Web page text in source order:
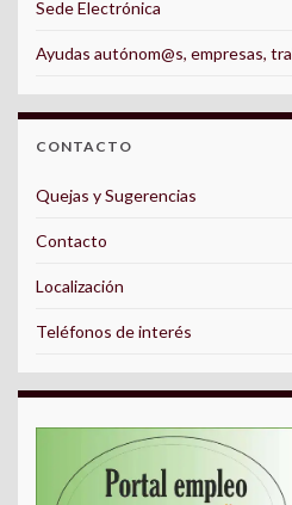
Sede Electrónica
Ayudas autónom@s, empresas,
CONTACTO
Quejas y Sugerencias
Contacto
Localización
Teléfonos de interés